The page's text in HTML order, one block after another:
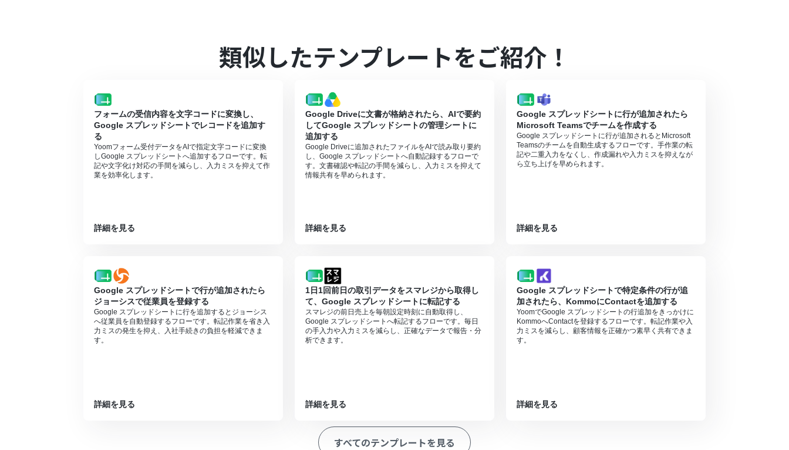
Google スプレッドシートとYoomを連携してください。
OCRまたは音声を文字起こしするAIオペレーションはチームプラン・サクセスプランでのみご利用いただける機能となっております。フリープラン・ミニプランの場
合は設定しているフローボットのオペレーションはエラーとなりますので、ご注意ください。
ョン）を使用することができます。
類似したテンプレートをご紹介！
フォームの受信内容を文字コードに変換し、
Google スプレッドシートでレコードを追加す
る
Yoomフォーム受付データをAIで指定文字コードに変換
しGoogle スプレッドシートへ追加するフローです。転
記や文字化け対応の手間を減らし、入力ミスを抑えて作
業を効率化します。
詳細を見る
Google Driveに文書が格納されたら、AIで要約
してGoogle スプレッドシートの管理シートに
追加する
Google Driveに追加されたファイルをAIで読み取り要約
し、Google スプレッドシートへ自動記録するフローで
す。文書確認や転記の手間を減らし、入力ミスを抑えて
情報共有を早められます。
詳細を見る
Google スプレッドシートに行が追加されたら
Microsoft Teamsでチームを作成する
Google スプレッドシートに行が追加されるとMicrosoft
Teamsのチームを自動生成するフローです。手作業の転
記や二重入力をなくし、作成漏れや入力ミスを抑えなが
ら立ち上げを早められます。
詳細を見る
Google スプレッドシートで行が追加されたら
ジョーシスで従業員を登録する
Google スプレッドシートに行を追加するとジョーシス
へ従業員を自動登録するフローです。転記作業を省き入
力ミスの発生を抑え、入社手続きの負担を軽減できま
す。
詳細を見る
1日1回前日の取引データをスマレジから取得し
て、Google スプレッドシートに転記する
スマレジの前日売上を毎朝設定時刻に自動取得し、
Google スプレッドシートへ転記するフローです。毎日
の手入力や入力ミスを減らし、正確なデータで報告・分
析できます。
詳細を見る
Google スプレッドシートで特定条件の行が追
加されたら、KommoにContactを追加する
YoomでGoogle スプレッドシートの行追加をきっかけに
KommoへContactを登録するフローです。転記作業や入
力ミスを減らし、顧客情報を正確かつ素早く共有できま
す。
詳細を見る
すべてのテンプレートを見る